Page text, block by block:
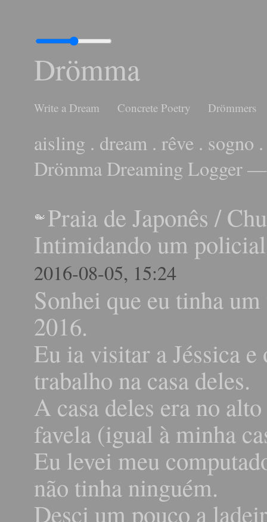
Drömma
Write a Dream Concrete Poetry Drömmers
aisling . dream . rêve . sogno
Drömma Dreaming Logger
Praia de Japonês /
Intimidando um policial
2016-08-05, 15:24
Sonhei que eu tinha
2016.
Eu ia visitar a Jéssica
trabalho na casa deles.
A casa deles era no
favela (igual à minha
Eu levei meu
não tinha ninguém.
Desci um pouco a